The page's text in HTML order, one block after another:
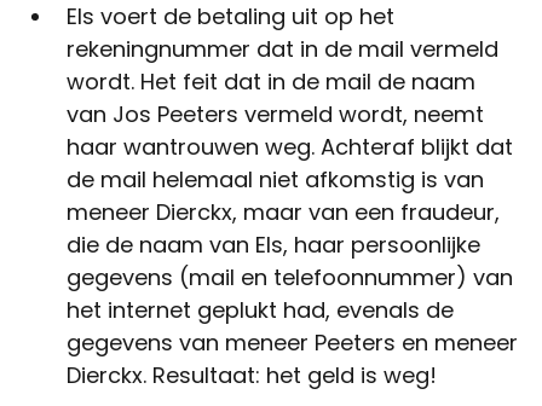
Els voert de betaling uit op het
rekeningnummer dat in de mail vermeld
wordt. Het feit dat in de mail de naam
van Jos Peeters vermeld wordt, neemt
haar wantrouwen weg. Achteraf blijkt dat
de mail helemaal niet afkomstig is van
meneer Dierckx, maar van een fraudeur,
die de naam van Els, haar persoonlijke
gegevens (mail en telefoonnummer) van
het internet geplukt had, evenals de
gegevens van meneer Peeters en meneer
Dierckx. Resultaat: het geld is weg!